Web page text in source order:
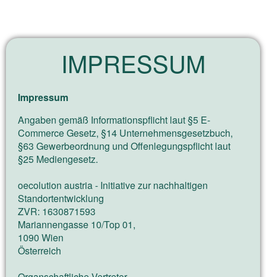
IMPRESSUM
Impressum
Angaben gemäß Informationspflicht laut §5 E-
Commerce Gesetz, §14 Unternehmensgesetzbuch,
§63 Gewerbeordnung und Offenlegungspflicht laut
§25 Mediengesetz.
oecolution austria - Initiative zur nachhaltigen
Standortentwicklung
ZVR: 1630871593
Mariannengasse 10/Top 01,
1090 Wien
Österreich